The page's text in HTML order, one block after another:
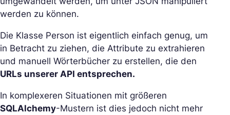
werden zu können.
Die Klasse Person ist eigentlich einfach genug, um
in Betracht zu ziehen, die Attribute zu extrahieren
und manuell Wörterbücher zu erstellen, die den
URLs unserer API entsprechen.
In komplexeren Situationen mit größeren
SQLAlchemy-Mustern ist dies jedoch nicht mehr